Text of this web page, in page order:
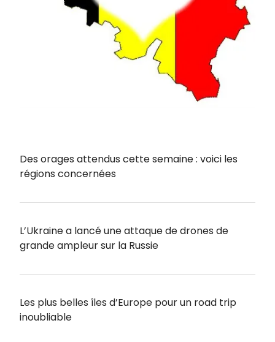
Des orages attendus cette semaine : voici les
régions concernées
L’Ukraine a lancé une attaque de drones de
grande ampleur sur la Russie
Les plus belles îles d’Europe pour un road trip
inoubliable